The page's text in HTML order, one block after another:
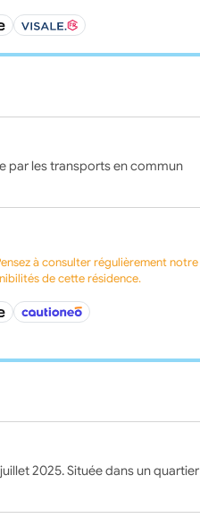
par les transports en commun
à consulter régulièrement notre
de cette résidence.
2025. Située dans un quartier